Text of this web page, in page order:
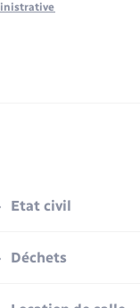
Etat civil
Déchets